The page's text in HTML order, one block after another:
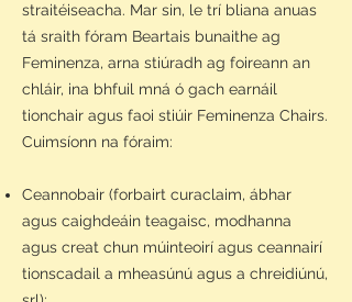
straitéiseacha. Mar sin, le trí bliana anuas
tá sraith fóram Beartais bunaithe ag
Feminenza, arna stiúradh ag foireann an
chláir, ina bhfuil mná ó gach earnáil
tionchair agus faoi stiúir Feminenza Chairs.
Cuimsíonn na fóraim:
Ceannobair (forbairt curaclaim, ábhar
agus caighdeáin teagaisc, modhanna
agus creat chun múinteoirí agus ceannairí
tionscadail a mheasúnú agus a chreidiúnú,